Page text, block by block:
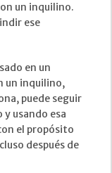
un inquilino.
ese
en un
un inquilino,
puede seguir
usando esa
el propósito
después de